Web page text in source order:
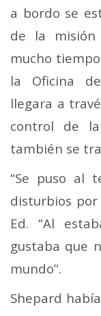
a bordo se
de la misión
mucho
la Oficina
llegara a
control de
también se
“Se puso al
disturbios por
Ed. “Al
gustaba que
mundo”.
Shepard